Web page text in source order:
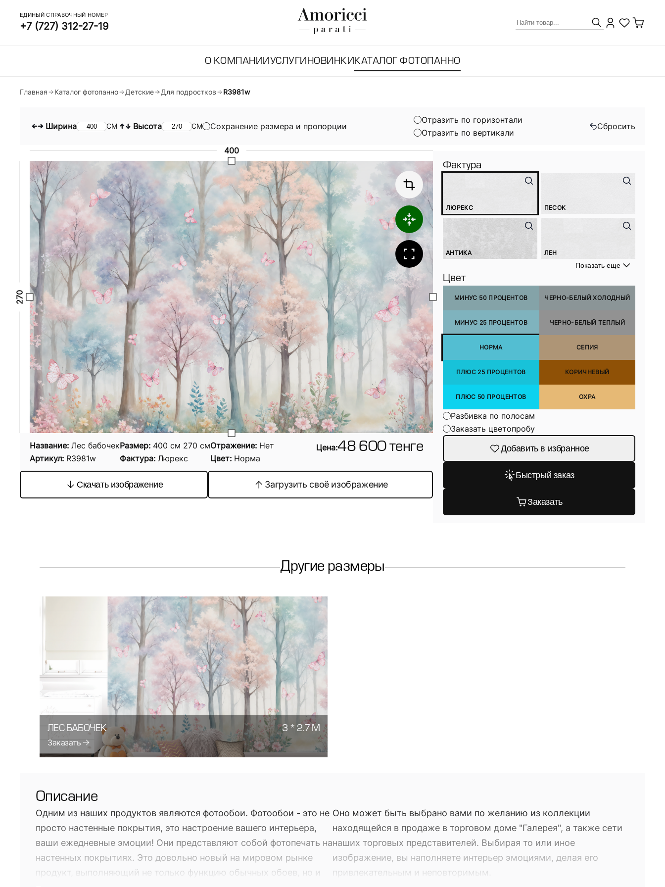
ЕДИНЫЙ СПРАВОЧНЫЙ НОМЕР
+7 (727) 312-27-19
О КОМПАНИИ УСЛУГИ НОВИНКИ КАТАЛОГ ФОТОПАННО
Главная Каталог фотопанно Детские Для подростков R3981w
Ширина СМ Высота СМ Сохранение размера и пропорции
Отразить по горизонтали
Отразить по вертикали
Сбросить
Название: Лес бабочек
Артикул: R3981w
Размер: 400 см 270 см
Фактура: Люрекс
Отражение: Нет
Цвет: Норма
Цена:48 600 тенге
Скачать изображение Загрузить своё изображение
Фактура
ЛЮРЕКС ПЕСОК
АНТИКА ЛЕН
Показать еще
Цвет
МИНУС 50 ПРОЦЕНТОВ
МИНУС 25 ПРОЦЕНТОВ
НОРМА
ПЛЮС 25 ПРОЦЕНТОВ
ПЛЮС 50 ПРОЦЕНТОВ
ЧЕРНО-БЕЛЫЙ ХОЛОДНЫЙ
ЧЕРНО-БЕЛЫЙ ТЕПЛЫЙ
СЕПИЯ
КОРИЧНЕВЫЙ
ОХРА
Разбивка по полосам
Заказать цветопробу
Добавить в избранное
Быстрый заказ
Заказать
Другие размеры
ЛЕС БАБОЧЕК 3 * 2.7 М
Заказать
Описание
Одним из наших продуктов являются фотообои. Фотообои - это не
просто настенные покрытия, это настроение вашего интерьера,
ваши ежедневные эмоции! Они представляют собой фотопечать на
настенных покрытиях. Это довольно новый на мировом рынке
продукт, выполняющий не только функцию обычных обоев, но и
Оно может быть выбрано вами по желанию из коллекции
находящейся в продаже в торговом доме "Галерея", а также сети
наших торговых представителей. Выбирая то или иное
изображение, вы наполняете интерьер эмоциями, делая его
привлекательным и неповторимым.